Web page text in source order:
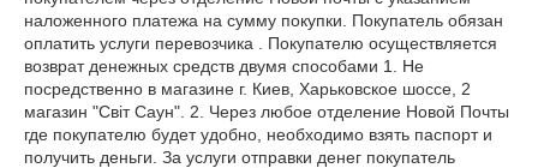
наложенного платежа на сумму покупки. Покупатель обязан
оплатить услуги перевозчика . Покупателю осуществляется
возврат денежных средств двумя способами 1. Не
посредственно в магазине г. Киев, Харьковское шоссе, 2
магазин "Світ Саун". 2. Через любое отделение Новой Почты
где покупателю будет удобно, необходимо взять паспорт и
получить деньги. За услуги отправки денег покупатель